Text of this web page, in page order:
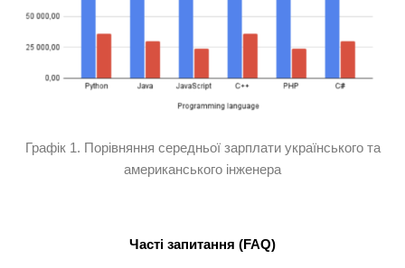
Графік 1. Порівняння середньої зарплати українського та
американського інженера
Часті запитання (FAQ)